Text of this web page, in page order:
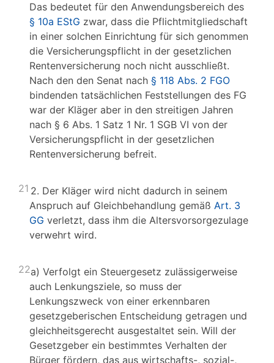
Das bedeutet für den Anwendungsbereich des
§ 10a EStG zwar, dass die Pflichtmitgliedschaft
in einer solchen Einrichtung für sich genommen
die Versicherungspflicht in der gesetzlichen
Rentenversicherung noch nicht ausschließt.
Nach den den Senat nach § 118 Abs. 2 FGO
bindenden tatsächlichen Feststellungen des FG
war der Kläger aber in den streitigen Jahren
nach § 6 Abs. 1 Satz 1 Nr. 1 SGB VI von der
Versicherungspflicht in der gesetzlichen
Rentenversicherung befreit.
21 2. Der Kläger wird nicht dadurch in seinem
Anspruch auf Gleichbehandlung gemäß Art. 3
GG verletzt, dass ihm die Altersvorsorgezulage
verwehrt wird.
22a) Verfolgt ein Steuergesetz zulässigerweise
auch Lenkungsziele, so muss der
Lenkungszweck von einer erkennbaren
gesetzgeberischen Entscheidung getragen und
gleichheitsgerecht ausgestaltet sein. Will der
Gesetzgeber ein bestimmtes Verhalten der
Bürger fördern, das aus wirtschafts-, sozial-,